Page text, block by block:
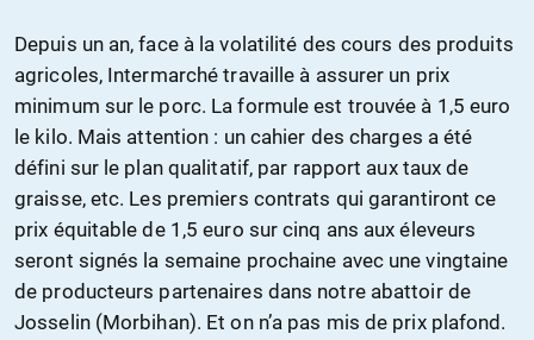
Depuis un an, face à la volatilité des cours des produits
agricoles, Intermarché travaille à assurer un prix
minimum sur le porc. La formule est trouvée à 1,5 euro
le kilo. Mais attention : un cahier des charges a été
défini sur le plan qualitatif, par rapport aux taux de
graisse, etc. Les premiers contrats qui garantiront ce
prix équitable de 1,5 euro sur cinq ans aux éleveurs
seront signés la semaine prochaine avec une vingtaine
de producteurs partenaires dans notre abattoir de
Josselin (Morbihan). Et on n’a pas mis de prix plafond.